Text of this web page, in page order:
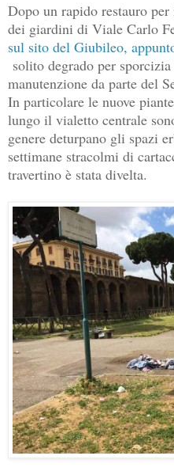
Dopo un rapido restauro
dei giardini di Viale Carlo
sul sito del Giubileo,
solito degrado per
manutenzione da parte del
In particolare le nuove
lungo il vialetto centrale
genere deturpano gli spazi
settimane stracolmi di
travertino è stata divelta.